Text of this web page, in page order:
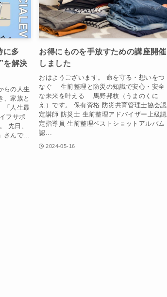
に多
を解決
らの人生
、家族と
「人生最
フサポ
先日、
さんで...
お得にものを手放すための講座開催
しました
おはようございます。 命を守る・想いをつ
なぐ 生前整理と防災の知識で安心・安全
な未来を叶える 馬野邦枝（うまのくに
え）です。 保有資格 防災共育管理士協会認
定講師 防災士 生前整理アドバイザー上級認
定指導員 生前整理ベストショットアルバム
認...
2024-05-16